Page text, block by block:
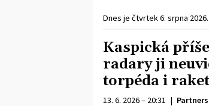
Dnes je čtvrtek6. srpna 2026.
Kaspická
radary ji
torpéda i
13. 6. 2026 – 20:31 |